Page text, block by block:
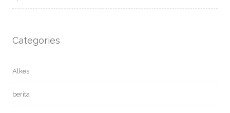
Categories
Alkes
berita